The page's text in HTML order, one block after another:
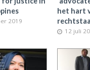
2019
het hart
12 juli